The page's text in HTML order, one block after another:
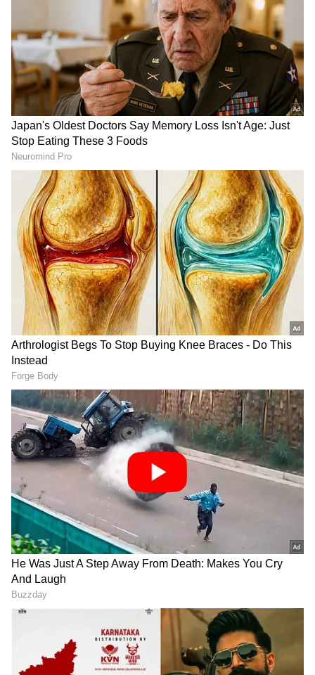
Image Credit :Asianet News
ಉಚಿತ ಮತ್ತು ಪ್ರೀಮಿಯಂ ಕಂಟೆಂಟ್ ಒಂದೇ ಆಪ್‌ನಲ್ಲಿ:
ಹೊಸ ಬದಲಾವಣೆಯ ಪ್ರಕಾರ, ಇನ್ಮುಂದೆ ಗ್ರಾಹಕರು ಹಣ
ಪಾವತಿಸಿ ನೋಡುವ ಪ್ರೀಮಿಯಂ ಸಿನಿಮಾಗಳು ಹಾಗೂ
ಜಾಹೀರಾತುಗಳೊಂದಿಗೆ ಉಚಿತವಾಗಿ ಸಿಗುವ ಮನರಂಜನೆ
ಎರಡನ್ನೂ ಒಂದೇ ವೇದಿಕೆಯಲ್ಲಿ ಆನಂದಿಸಬಹುದಾಗಿದೆ.
ಮುಂಬರುವ ಕೆಲವು ತಿಂಗಳುಗಳಲ್ಲಿ ಈ ವಿಲೀನ ಪ್ರಕ್ರಿಯೆ
ಸಂಪೂರ್ಣಗೊಳ್ಳಲಿದೆ. ಇದರೊಂದಿಗೆ ಸಬ್‌ಸ್ಕ್ರಿಪ್ಷನ್ ವಿಡಿಯೋ
ಆನ್ ಡಿಮ್ಯಾಂಡ್ (SVOD), ಅಡ್ವರ್ಟೈಸಿಂಗ್ ವಿಡಿಯೋ ಆನ್
ಡಿಮ್ಯಾಂಡ್ (AVOD), ಮತ್ತು ಟ್ರಾನ್ಸಾಕ್ಷನಲ್ ವಿಡಿಯೋ ಆನ್
ಡಿಮ್ಯಾಂಡ್ (TVOD) ಆಡ್-ಆನ್ ಸಬ್‌ಸ್ಕ್ರಿಪ್ಷನ್‌ಗಳು ಒಂದೇ
ಕುಡಕೀಳಿನಲ್ಲಿ ಲಭ್ಯವಾಗಲಿವೆ.
Related Articles